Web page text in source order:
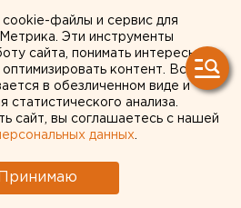
cookie-файлы и сервис для
Эти инструменты
сайта, понимать интересы
контент. Вся
в обезличенном виде и
статистического анализа.
сайт, вы соглашаетесь с нашей
данных
Принимаю